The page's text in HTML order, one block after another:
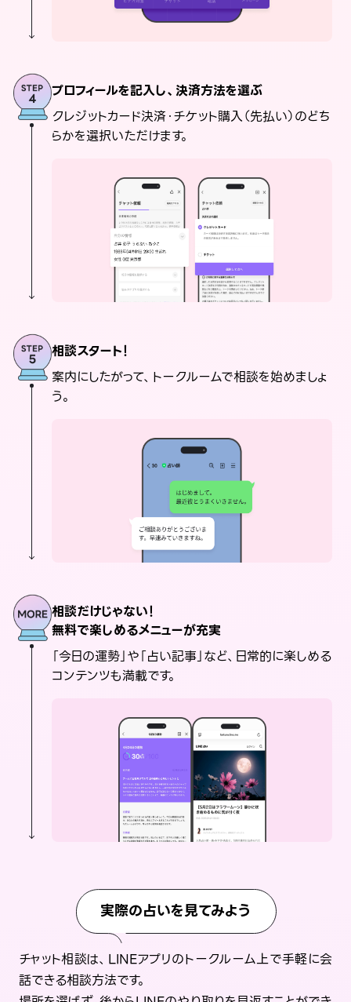
プロフィールを記入し、決済方法を選ぶ
クレジットカード決済・チケット購入（先払い）のどち
らかを選択いただけます。
相談スタート！
案内にしたがって、トークルームで相談を始めましょ
う。
相談だけじゃない！
無料で楽しめるメニューが充実
「今日の運勢」や「占い記事」など、日常的に楽しめる
コンテンツも満載です。
実際の占いを見てみよう
チャット相談は、LINEアプリのトークルーム上で手軽に会
話できる相談方法です。